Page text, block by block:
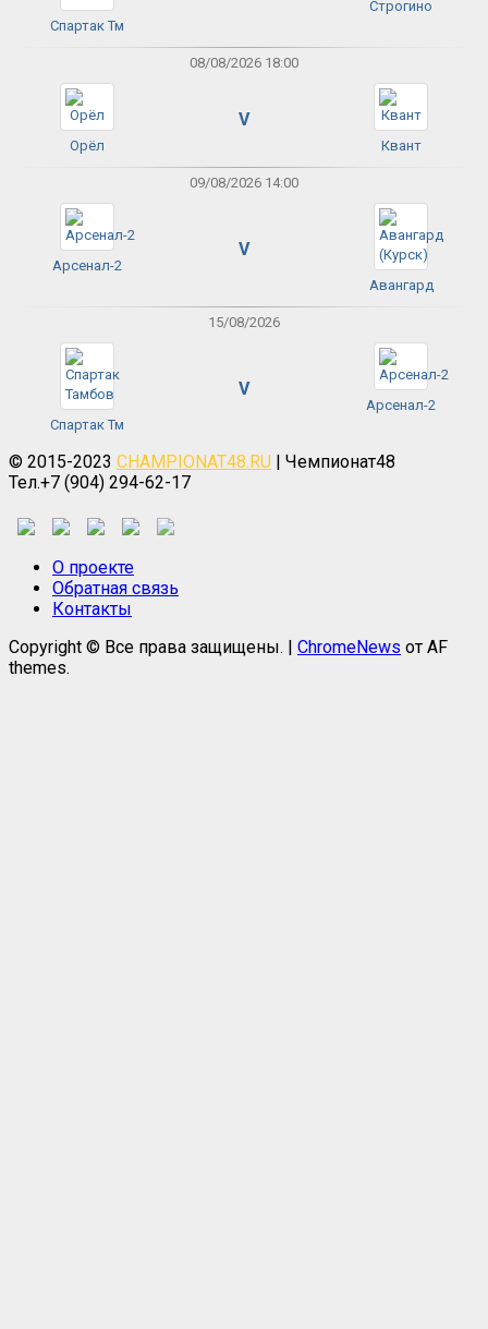
Спартак Тм
Строгино
08/08/2026 18:00
Орёл
V
Квант
09/08/2026 14:00
Арсенал-2
V
Авангард
15/08/2026
Спартак Тм
V
Арсенал-2
© 2015-2023 CHAMPIONAT48.RU | Чемпионат48
Тел.+7 (904) 294-62-17
О проекте
Обратная связь
Контакты
Copyright © Все права защищены. | ChromeNews от AF
themes.